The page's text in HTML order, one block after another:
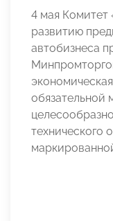
4 мая
развитию
автобизнеса
обязательной
технического